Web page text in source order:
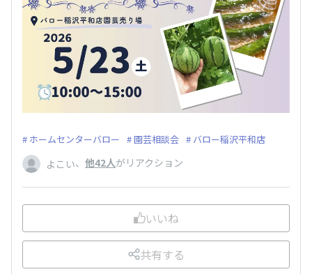
ホームセンターバロー 園芸相談会 バロー稲沢平和店
よこい、 他42人がリアクション
いいね
共有する